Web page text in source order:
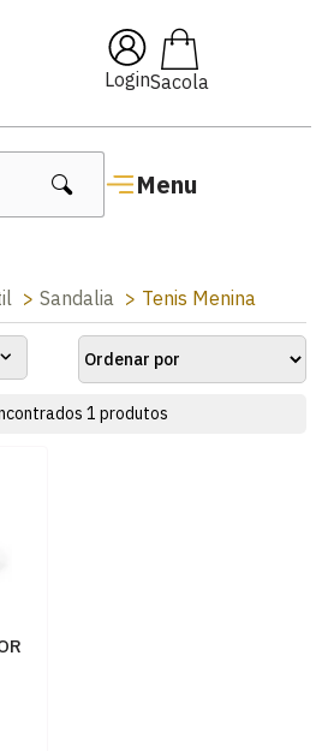
Login
Menu
Femininos
Sandalia Tenis Menina
1 produtos